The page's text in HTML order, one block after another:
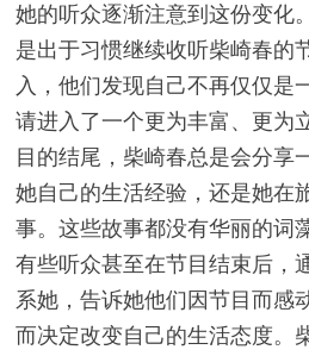
她的听众逐渐注意到这份变化
是出于习惯继续收听柴崎春的
入，他们发现自己不再仅仅是
请进入了一个更为丰富、更为
目的结尾，柴崎春总是会分享
她自己的生活经验，还是她在
事。这些故事都没有华丽的词
有些听众甚至在节目结束后，
系她，告诉她他们因节目而感
而决定改变自己的生活态度。